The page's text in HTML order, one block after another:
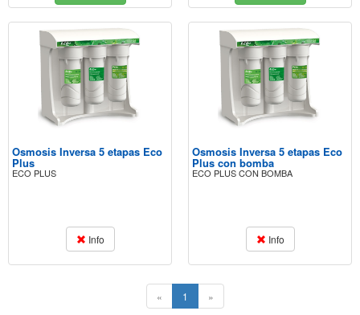
Osmosis Inversa 5 etapas Eco
Plus
ECO PLUS
Info
Osmosis Inversa 5 etapas Eco
Plus con bomba
ECO PLUS CON BOMBA
Info
« 1 (current)
»